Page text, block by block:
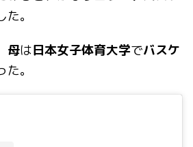
。
母は日本女子体育大学でバスケ
た。